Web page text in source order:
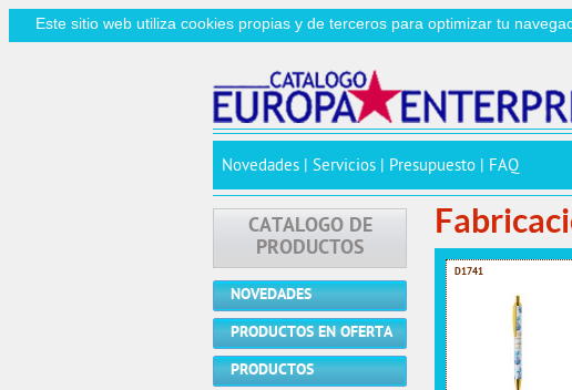
Este sitio web utiliza cookies propias y de terceros para optimizar tu
Novedades Servicios Presupuesto FAQ
D1741
CATALOGO DE
PRODUCTOS
NOVEDADES
PRODUCTOS EN OFERTA
PRODUCTOS